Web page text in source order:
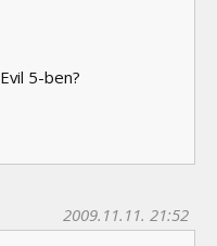
5-ben?
2009.11.11. 21:52